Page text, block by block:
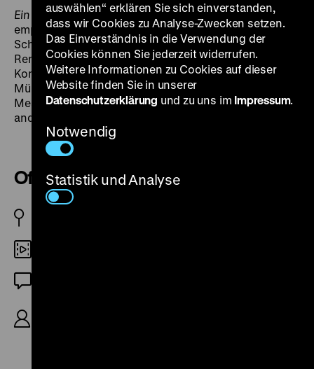
Ein Schloß für alle
ist ebenfalls ein Arbeiterfilm. Der
empathische Ernst von Ofen ausweicht der lustvollen
Schilderung eines proletarischen
Rentner*innenalltags. Nah herangerückt begleitet
Komers mit seiner Videokamera Senior*innen im
Mülheimer Viertel Styrum, dem „Tal der fliegenden
Messer“, wie es zum Staunen der stolzen Ansässigen
andernorts genannt wird. (ts)
Ofen aus
auswählen“ erklären Sie sich einverstanden,
dass wir Cookies zu Analyse-Zwecken setzen.
Das Einverständnis in die Verwendung der
Cookies können Sie jederzeit widerrufen.
Weitere Informationen zu Cookies auf dieser
Website finden Sie in unserer
Datenschutzerklärung und zu uns im Impressum.
Notwendig
Statistik und Analyse